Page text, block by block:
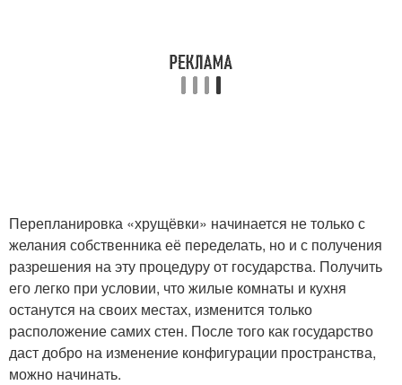
Перепланировка «хрущёвки» начинается не только с
желания собственника её переделать, но и с получения
разрешения на эту процедуру от государства. Получить
его легко при условии, что жилые комнаты и кухня
останутся на своих местах, изменится только
расположение самих стен. После того как государство
даст добро на изменение конфигурации пространства,
можно начинать.